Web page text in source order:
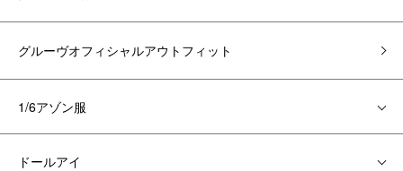
グルーヴオフィシャルアウトフィット
1/6アゾン服
ドールアイ